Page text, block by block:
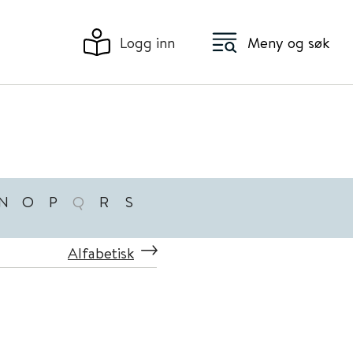
Logg inn Meny og søk
O P Q R S
Alfabetisk